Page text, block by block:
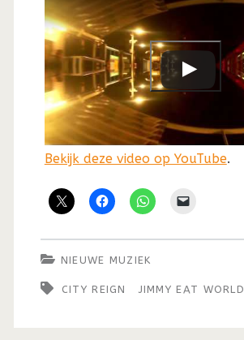
Bekijk deze video op YouTube.
NIEUWE MUZIEK
CITY REIGN JIMMY EAT WORLD